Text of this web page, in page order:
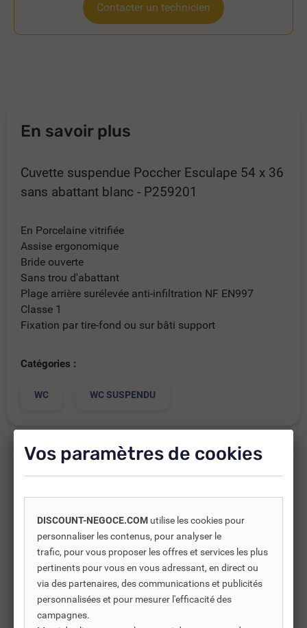
Contacter un technicien
En savoir plus
Cuvette suspendue Poccher Esculape 54 x 36
sans abattant blanc - P259201
En Porcelaine vitrifiée
Assise ergonomique
Bride ouverte
Sans trou d'abattant
Plage arrière surélevée anti-infiltration NF EN997
Classe 1
Fixation par tire-fond ou sur bâti support
Catégories :
WC WC SUSPENDU
Les produits complémentaires sont généralement des
produits connexes ou associés. Ils vous permettent soit
d’améliorer l’utilisation soit répondre à des besoins
supplémentaires.
Vos paramètres de cookies
DISCOUNT-NEGOCE.COM utilise les cookies pour
personnaliser les contenus, pour analyser le
trafic, pour vous proposer les offres et services les plus
pertinents pour vous en vous adressant, en direct ou
via des partenaires, des communications et publicités
personnalisées et pour mesurer l'efficacité des
campagnes.